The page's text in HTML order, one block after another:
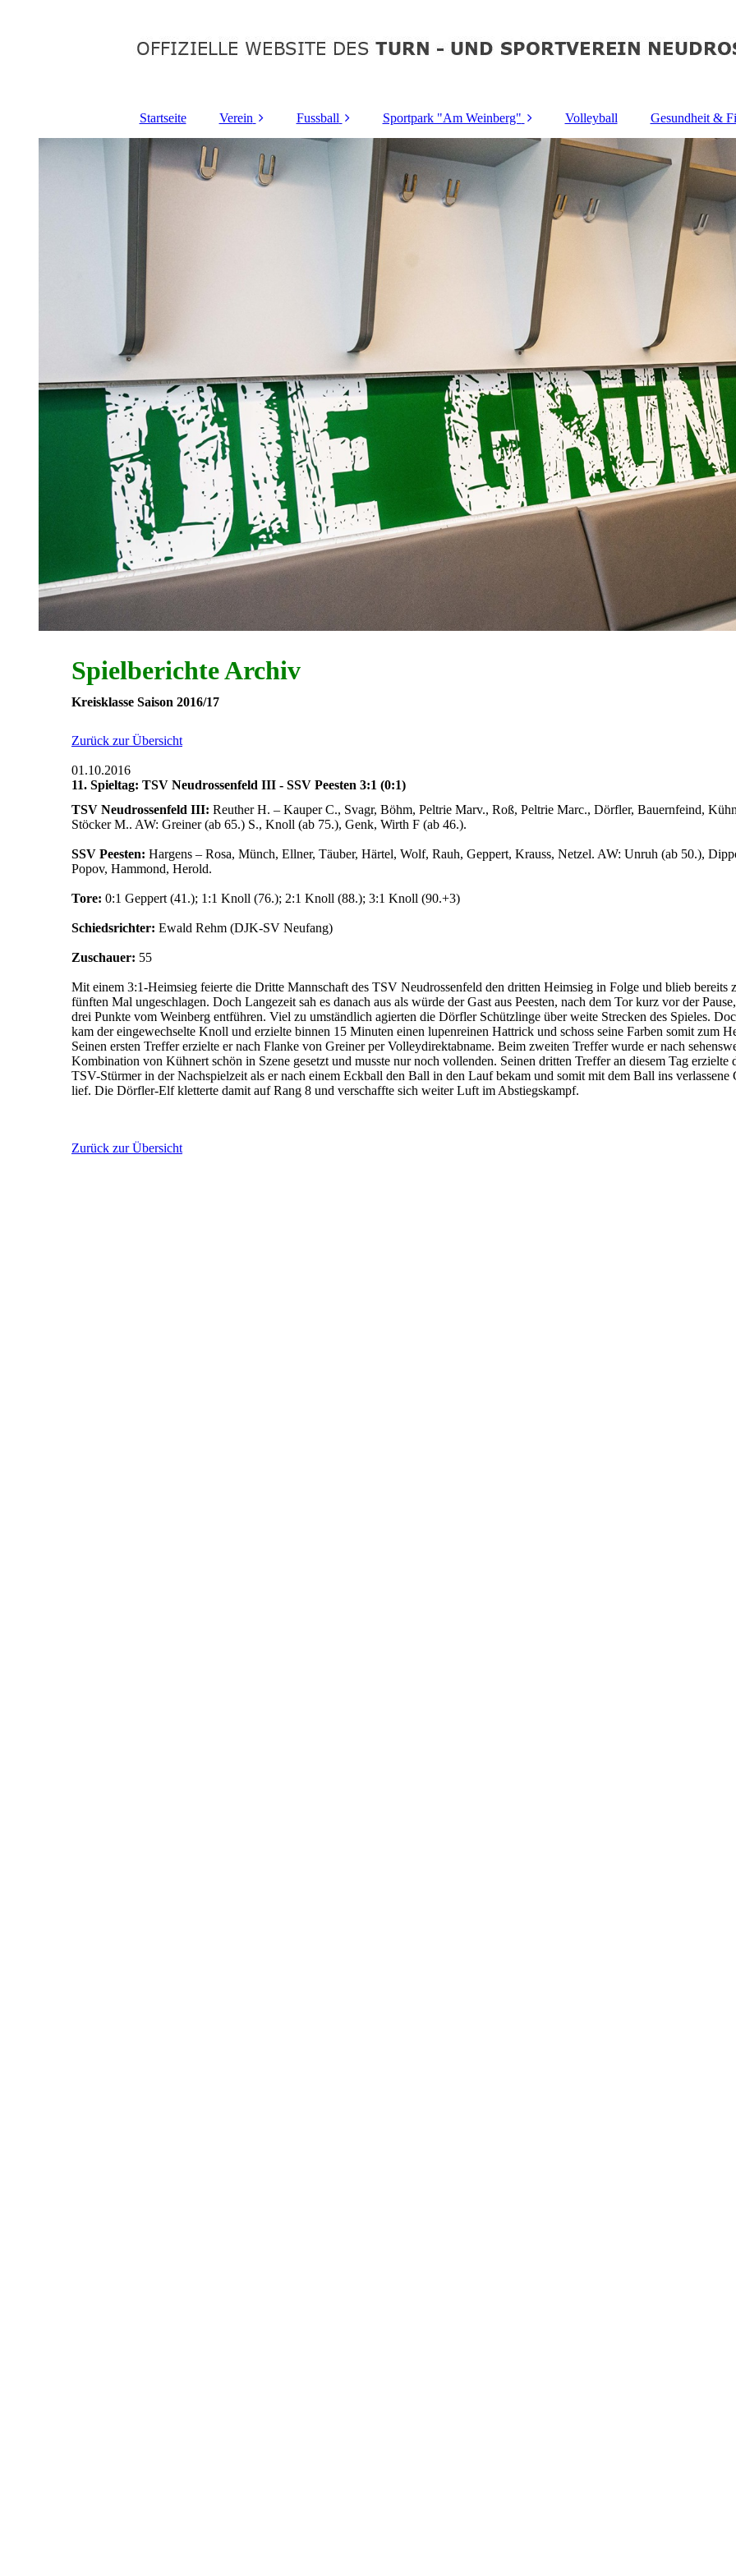
Startseite Verein
Mitgliedschaft
Fussball
Bayernliga-Team
Kreisliga-Team
Juniorenfussball
Spielberichte
Sportpark "Am Weinberg"
Sportgelände
Kunstrasen
Anfahrt
Volleyball Gesundheit &
After
Spielberichte Archiv
Kreisklasse Saison 2016/17
Zurück zur Übersicht
01.10.2016
11. Spieltag: TSV Neudrossenfeld III - SSV Peesten 3:1 (0:1)
TSV Neudrossenfeld III: Reuther H. – Kauper C., Svagr, Böhm, Peltrie Marv., Roß, Peltrie Marc., Dörfler, Bauernfeind,
Stöcker M.. AW: Greiner (ab 65.) S., Knoll (ab 75.), Genk, Wirth F (ab 46.).
SSV Peesten: Hargens – Rosa, Münch, Ellner, Täuber, Härtel, Wolf, Rauh, Geppert, Krauss, Netzel. AW: Unruh (ab 50.),
Popov, Hammond, Herold.
Tore: 0:1 Geppert (41.); 1:1 Knoll (76.); 2:1 Knoll (88.); 3:1 Knoll (90.+3)
Schiedsrichter: Ewald Rehm (DJK-SV Neufang)
Zuschauer: 55
Mit einem 3:1-Heimsieg feierte die Dritte Mannschaft des TSV Neudrossenfeld den dritten Heimsieg in Folge und blieb bereits
fünften Mal ungeschlagen. Doch Langezeit sah es danach aus als würde der Gast aus Peesten, nach dem Tor kurz vor der
drei Punkte vom Weinberg entführen. Viel zu umständlich agierten die Dörfler Schützlinge über weite Strecken des Spieles.
kam der eingewechselte Knoll und erzielte binnen 15 Minuten einen lupenreinen Hattrick und schoss seine Farben somit zum
Seinen ersten Treffer erzielte er nach Flanke von Greiner per Volleydirektabname. Beim zweiten Treffer wurde er nach
Kombination von Kühnert schön in Szene gesetzt und musste nur noch vollenden. Seinen dritten Treffer an diesem Tag erzielte
TSV-Stürmer in der Nachspielzeit als er nach einem Eckball den Ball in den Lauf bekam und somit mit dem Ball ins verlassene
lief. Die Dörfler-Elf kletterte damit auf Rang 8 und verschaffte sich weiter Luft im Abstiegskampf.
Zurück zur Übersicht